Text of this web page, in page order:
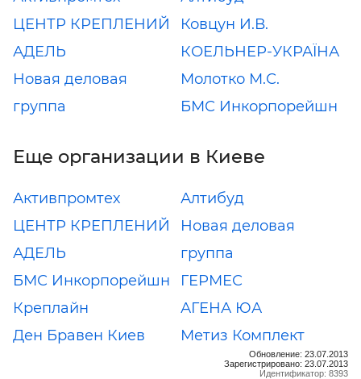
ЦЕНТР КРЕПЛЕНИЙ
АДЕЛЬ
Ковцун И.В.
КОЕЛЬНЕР-УКРАЇНА
Новая деловая
группа
Молотко М.С.
БМС Инкорпорейшн
Еще организации в Киеве
Активпромтех
Алтибуд
ЦЕНТР КРЕПЛЕНИЙ
АДЕЛЬ
Новая деловая
группа
БМС Инкорпорейшн
ГЕРМЕС
Креплайн
АГЕНА ЮА
Ден Бравен Киев
Метиз Комплект
Обновление: 23.07.2013
Зарегистрировано: 23.07.2013
Идентификатор: 8393